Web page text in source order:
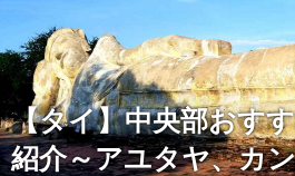
【タイ】中央部おす
紹介～アユタヤ、カ